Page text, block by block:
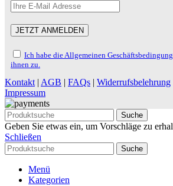
Ich habe die Allgemeinen
ihnen zu.
Kontakt| AGB FAQs Widerrufsbelehrung
Impressum
Suche
Geben Sie etwas ein, um Vorschläge zu
Schließen
Suche
Menü
Kategorien